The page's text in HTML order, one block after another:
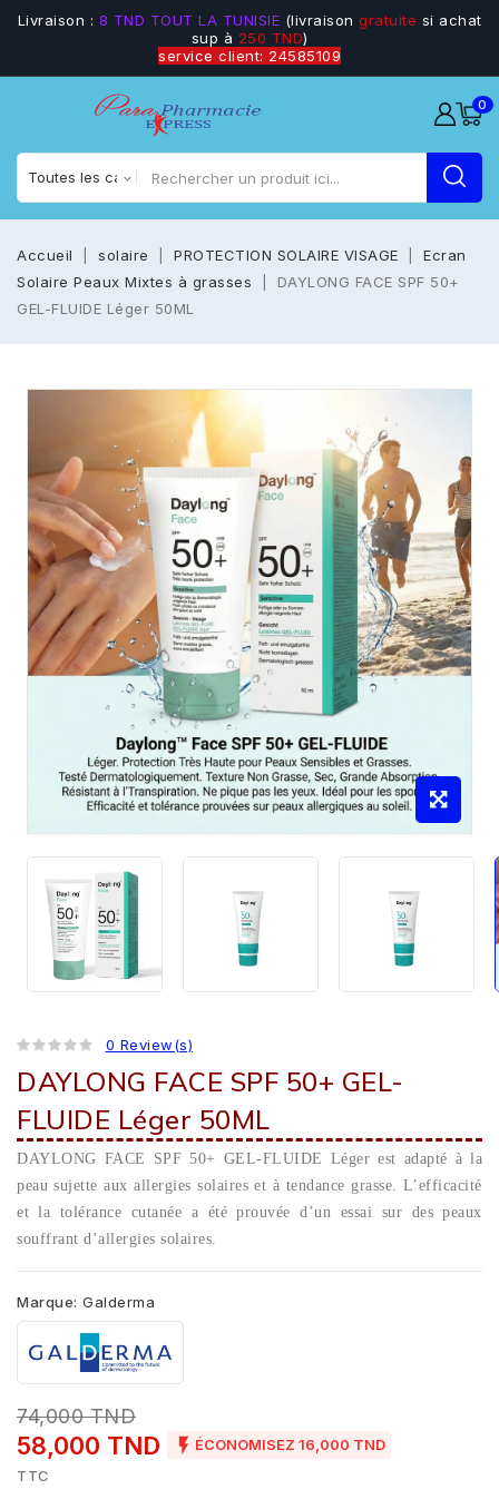
Livraison : 8 TND TOUT LA TUNISIE (livraison gratuite si achat
sup à 250 TND)
service client: 24585109
0
Accueil solaire PROTECTION SOLAIRE VISAGE
Ecran
Solaire Peaux Mixtes à grasses
DAYLONG FACE SPF 50+
GEL-FLUIDE Léger 50ML
0 Review(s)
DAYLONG FACE SPF 50+ GEL-
FLUIDE Léger 50ML
DAYLONG FACE SPF 50+ GEL-FLUIDE Léger est adapté à la
peau sujette aux allergies solaires et à tendance grasse. L’efficacité
et la tolérance cutanée a été prouvée d’un essai sur des peaux
souffrant d’allergies solaires.
Marque: Galderma
74,000 TND
58,000 TND  ÉCONOMISEZ 16,000 TND
TTC